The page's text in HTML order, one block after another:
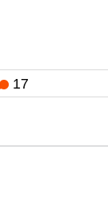
17